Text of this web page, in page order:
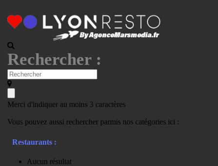
Rechercher :
Merci d'indiquer au moins 3 caractères
Vous pouvez aussi rechercher parmis nos catégories ici :
Restaurants :
Aucun résultat